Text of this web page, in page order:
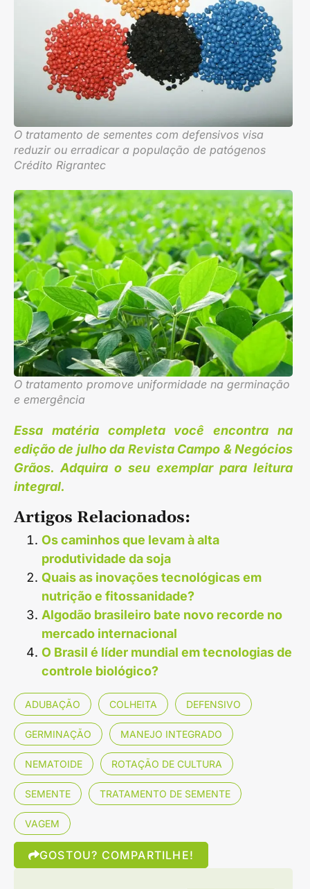
O tratamento de sementes com defensivos visa
reduzir ou erradicar a população de patógenos
Crédito Rigrantec
O tratamento promove uniformidade na germinação
e emergência
Essa matéria completa você encontra na
edição de julho da Revista Campo & Negócios
Grãos. Adquira o seu exemplar para leitura
integral.
Artigos Relacionados:
Os caminhos que levam à alta
produtividade da soja
Quais as inovações tecnológicas em
nutrição e fitossanidade?
Algodão brasileiro bate novo recorde no
mercado internacional
O Brasil é líder mundial em tecnologias de
controle biológico?
ADUBAÇÃO COLHEITA DEFENSIVO
GERMINAÇÃO MANEJO INTEGRADO
NEMATOIDE ROTAÇÃO DE CULTURA
SEMENTE TRATAMENTO DE SEMENTE
VAGEM
GOSTOU? COMPARTILHE!